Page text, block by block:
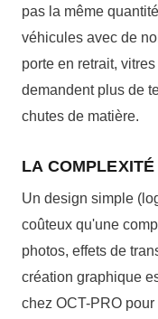
pas la même
véhicules avec de
porte en retrait,
demandent plus de
chutes de matière.
LA
Un design simple
coûteux qu'une
photos, effets de
création graphique
chez OCT-PRO